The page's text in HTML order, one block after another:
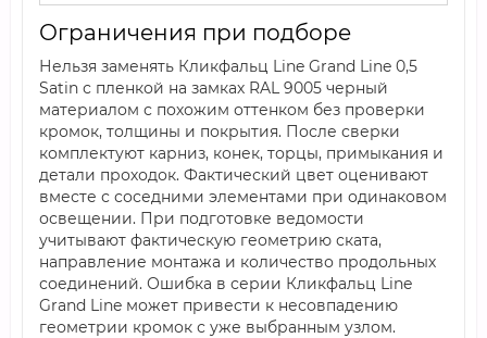
Ограничения при подборе
Нельзя заменять Кликфальц Line Grand Line 0,5
Satin с пленкой на замках RAL 9005 черный
материалом с похожим оттенком без проверки
кромок, толщины и покрытия. После сверки
комплектуют карниз, конек, торцы, примыкания и
детали проходок. Фактический цвет оценивают
вместе с соседними элементами при одинаковом
освещении. При подготовке ведомости
учитывают фактическую геометрию ската,
направление монтажа и количество продольных
соединений. Ошибка в серии Кликфальц Line
Grand Line может привести к несовпадению
геометрии кромок с уже выбранным узлом.